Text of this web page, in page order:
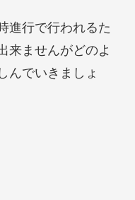
進行で行われるた
来ませんがどのよ
んでいきましょ